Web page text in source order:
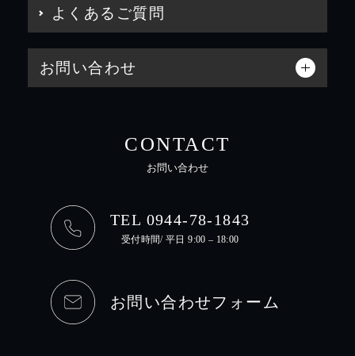
よくあるご質問
お問い合わせ
CONTACT
お問い合わせ
TEL 0944-78-1843
受付時間/ 平日 9:00 – 18:00
お問い合わせフォーム